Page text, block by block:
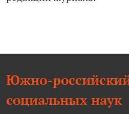
Южно-
социальных наук